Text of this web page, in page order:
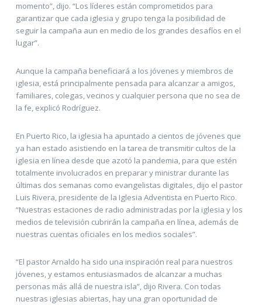
momento”, dijo. “Los líderes están comprometidos para
garantizar que cada iglesia y grupo tenga la posibilidad de
seguir la campaña aun en medio de los grandes desafíos en el
lugar”.
Aunque la campaña beneficiará a los jóvenes y miembros de
iglesia, está principalmente pensada para alcanzar a amigos,
familiares, colegas, vecinos y cualquier persona que no sea de
la fe, explicó Rodríguez.
En Puerto Rico, la iglesia ha apuntado a cientos de jóvenes que
ya han estado asistiendo en la tarea de transmitir cultos de la
iglesia en línea desde que azotó la pandemia, para que estén
totalmente involucrados en preparar y ministrar durante las
últimas dos semanas como evangelistas digitales, dijo el pastor
Luis Rivera, presidente de la Iglesia Adventista en Puerto Rico.
“Nuestras estaciones de radio administradas por la iglesia y los
medios de televisión cubrirán la campaña en línea, además de
nuestras cuentas oficiales en los medios sociales”.
“El pastor Arnaldo ha sido una inspiración real para nuestros
jóvenes, y estamos entusiasmados de alcanzar a muchas
personas más allá de nuestra isla”, dijo Rivera. Con todas
nuestras iglesias abiertas, hay una gran oportunidad de